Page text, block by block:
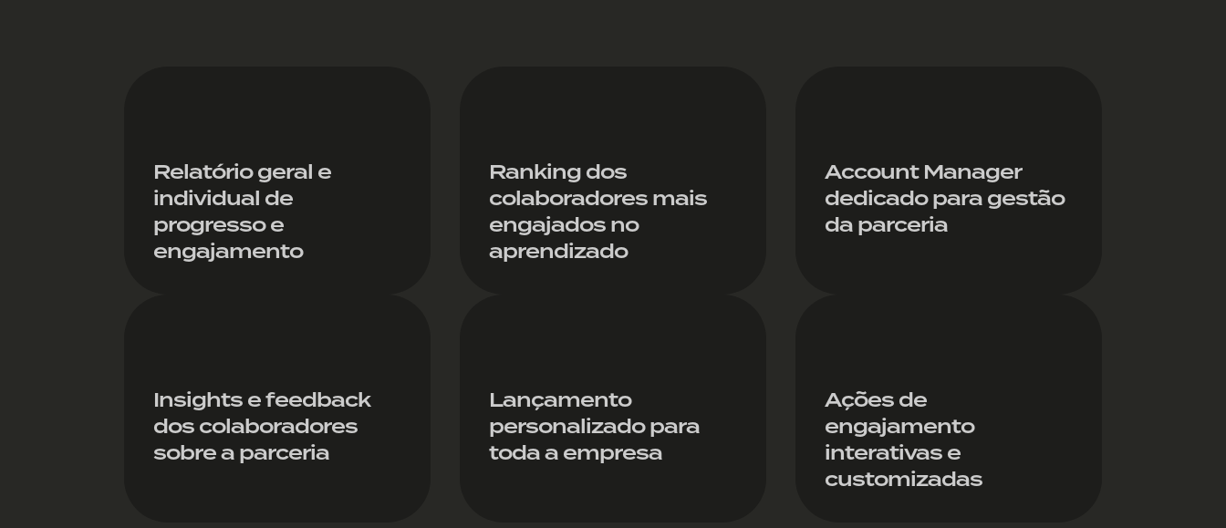
Relatório geral e
individual de
progresso e
engajamento
Ranking dos
colaboradores mais
engajados no
aprendizado
Account Manager
dedicado para gestão
da parceria
Insights e feedback
dos colaboradores
sobre a parceria
Lançamento
personalizado para
toda a empresa
Ações de
engajamento
interativas e
customizadas